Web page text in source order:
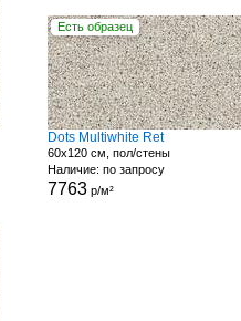
Есть образец
Dots Multiwhite Ret
60x120 см, пол/стены
Наличие: по запросу
7763р/м²